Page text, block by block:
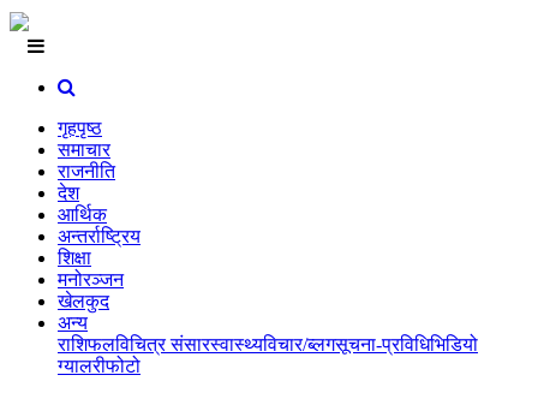
गृहपृष्ठ
समाचार
राजनीति
देश
आर्थिक
अन्तर्राष्ट्रिय
शिक्षा
मनोरञ्जन
खेलकुद
अन्य
राशिफलविचित्र संसारस्वास्थ्यविचार/ब्लगसूचना-प्रविधिभिडियो
ग्यालरीफोटो